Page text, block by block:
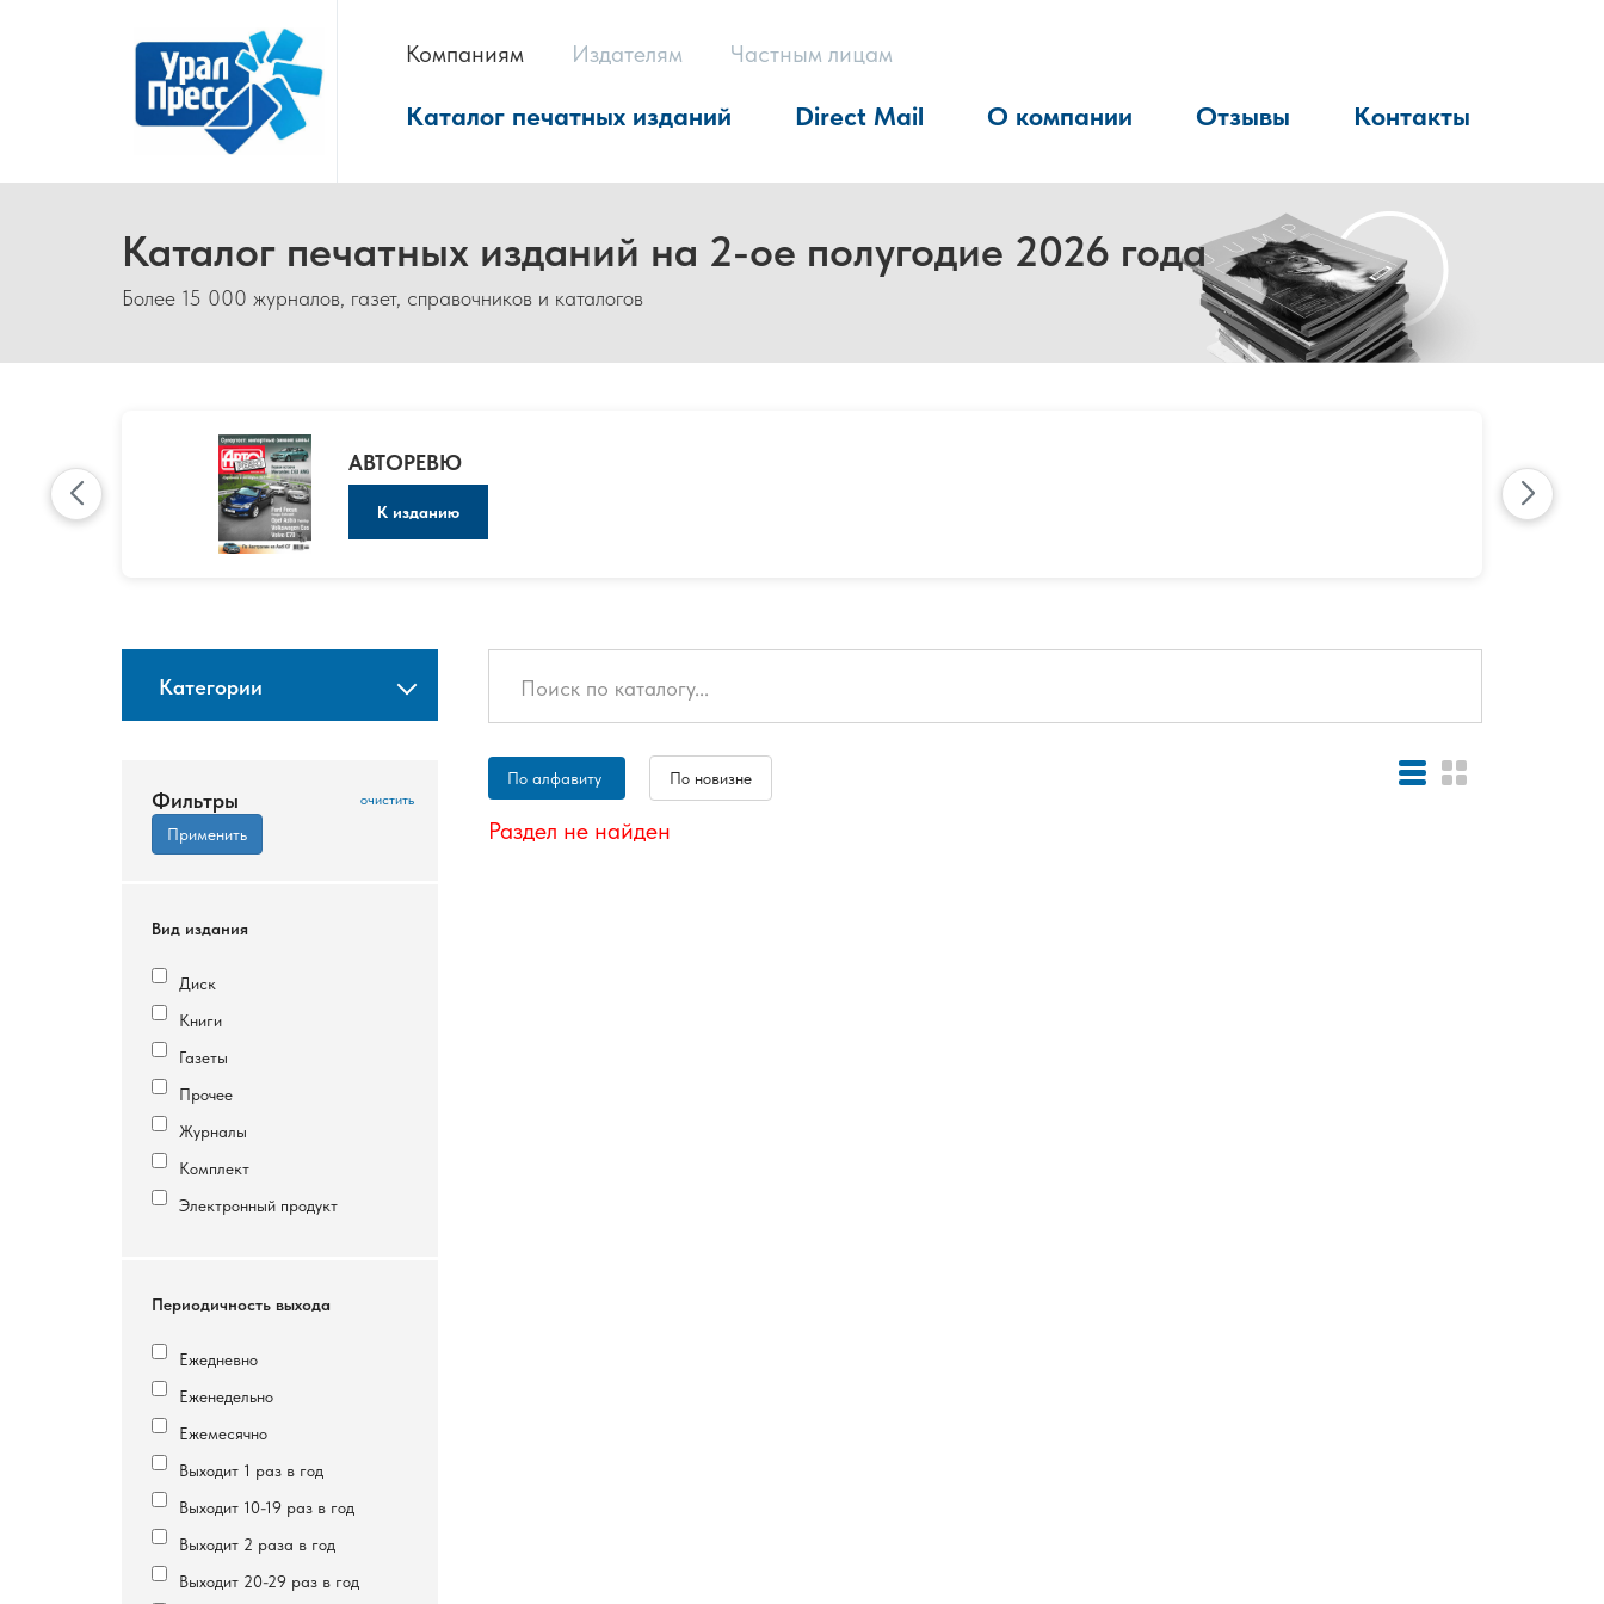
Компаниям Издателям Частным лицам
Каталог печатных изданий Direct Mail О компании Отзывы Контакты
Каталог печатных изданий на 2-ое полугодие 2026 года
Более 15 000 журналов, газет, справочников и каталогов
АВТОРЕВЮ
К изданию
Категории
Фильтры
Вид издания
Диск
Книги
Газеты
Прочее
Журналы
Комплект
Электронный продукт
Периодичность выхода
Ежедневно
Еженедельно
Ежемесячно
Выходит 1 раз в год
Выходит 10-19 раз в год
Выходит 2 раза в год
Выходит 20-29 раз в год
По алфавиту По новизне
Раздел не найден